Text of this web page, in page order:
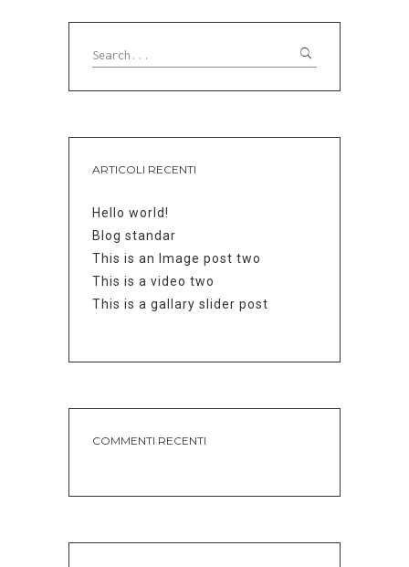
ARTICOLI RECENTI
Hello world!
Blog standar
This is an Image post two
This is a video two
This is a gallary slider post
COMMENTI RECENTI